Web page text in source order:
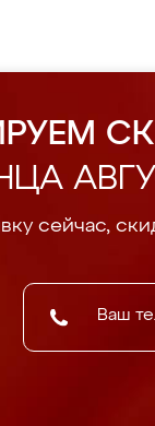
сейчас,